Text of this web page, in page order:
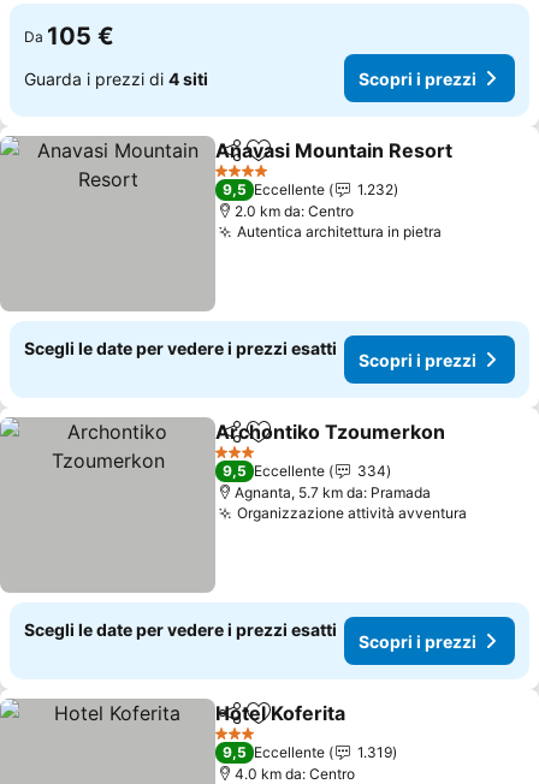
Da 105 €
Guarda i prezzi di 4 siti Scopri i prezzi
CondividiAggiungi ai preferiti
Anavasi Mountain Resort
4 Stelle
9,5 Eccellente
1.232
2.0 km da: Centro
Autentica architettura in pietra
Scegli le date per vedere i prezzi esatti
Scopri i prezzi
CondividiAggiungi ai preferiti
Archontiko Tzoumerkon
3 Stelle
9,5 Eccellente
334
Agnanta, 5.7 km da: Pramada
Organizzazione attività avventura
Scegli le date per vedere i prezzi esatti
Scopri i prezzi
CondividiAggiungi ai preferiti
Hotel Koferita
3 Stelle
9,5 Eccellente
1.319
4.0 km da: Centro